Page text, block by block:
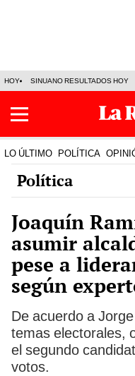
HOY SINUANO RESULTADOS HOY
LO ÚLTIMO POLÍTICA
Política
Joaquín
asumir
pese a
según
De acuerdo a
temas electorales,
el segundo
votos.